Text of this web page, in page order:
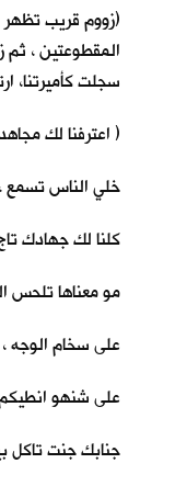
(زووم قريب تظهر
المقطوعتين ،
سجلت كأميرتنا،
( اعترفنا لك
خلي الناس تسمع
كلنا لك جهادك
مو معناها تلحس
على سخام الوجه
على شنهو
جنابك جنت تاكل